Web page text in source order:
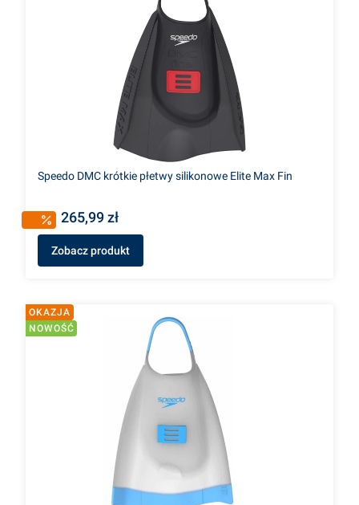
Speedo DMC krótkie płetwy silikonowe Elite Max Fin
265,99 zł
Zobacz produkt
OKAZJA
NOWOŚĆ